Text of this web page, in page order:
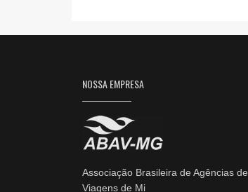
NOSSA EMPRESA
Associação Brasileira de Agências de
Viagens de Mi